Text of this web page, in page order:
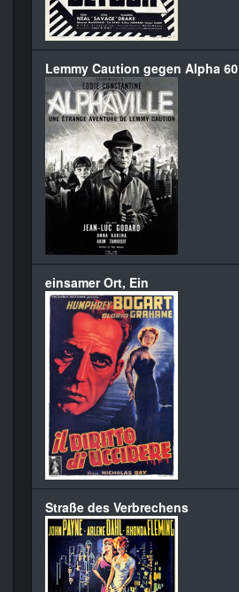
Lemmy Caution gegen Alpha 60
einsamer Ort, Ein
Straße des Verbrechens